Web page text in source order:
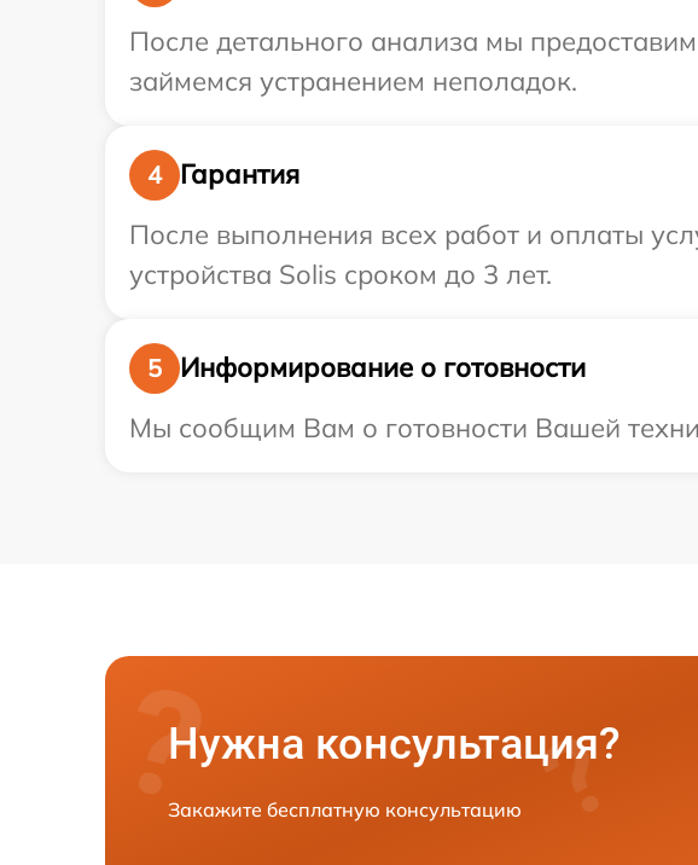
После детального анализа мы
займемся устранением неполадок.
4
Гарантия
После выполнения всех работ и оплаты
устройства Solis сроком до 3 лет.
5
Информирование о готовности
Мы сообщим Вам о готовности Вашей
Нужна консультация?
Закажите бесплатную консультацию